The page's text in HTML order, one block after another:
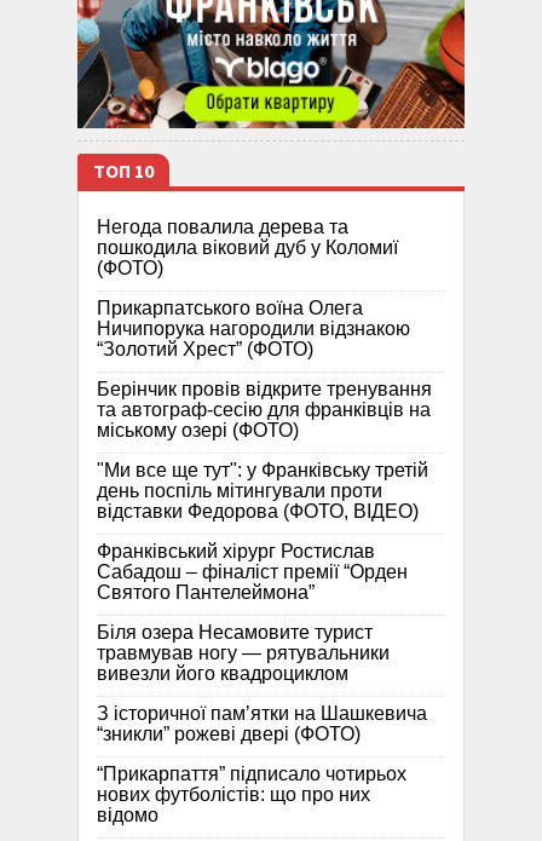
ТОП 10
Негода повалила дерева та
пошкодила віковий дуб у Коломиї
(ФОТО)
Прикарпатського воїна Олега
Ничипорука нагородили відзнакою
“Золотий Хрест” (ФОТО)
Берінчик провів відкрите тренування
та автограф-сесію для франківців на
міському озері (ФОТО)
"Ми все ще тут": у Франківську третій
день поспіль мітингували проти
відставки Федорова (ФОТО, ВІДЕО)
Франківський хірург Ростислав
Сабадош – фіналіст премії “Орден
Святого Пантелеймона”
Біля озера Несамовите турист
травмував ногу — рятувальники
вивезли його квадроциклом
З історичної памʼятки на Шашкевича
“зникли” рожеві двері (ФОТО)
“Прикарпаття” підписало чотирьох
нових футболістів: що про них
відомо